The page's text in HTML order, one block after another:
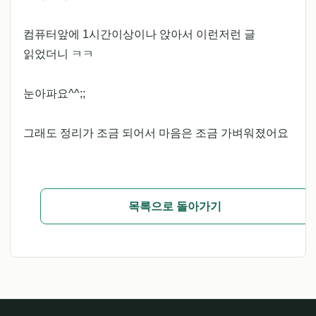
컴퓨터앞에 1시간이상이나 앉아서 이런저런 글
읽었더니 ㅋㅋ
눈아파요^^;;
그래도 정리가 조금 되어서 마음은 조금 가벼워졌어요
목록으로 돌아가기